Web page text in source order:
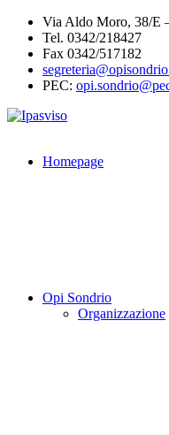
Salta
contenuto
Via Aldo Moro, 38/E
Tel. 0342/218427
Fax 0342/517182
PEC:
Homepage
Opi Sondrio
Organizzazione